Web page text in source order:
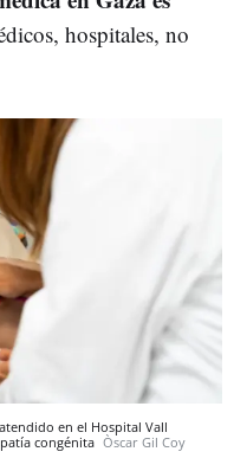
hospitales, no
en el Hospital Vall
congénita Òscar Gil Coy